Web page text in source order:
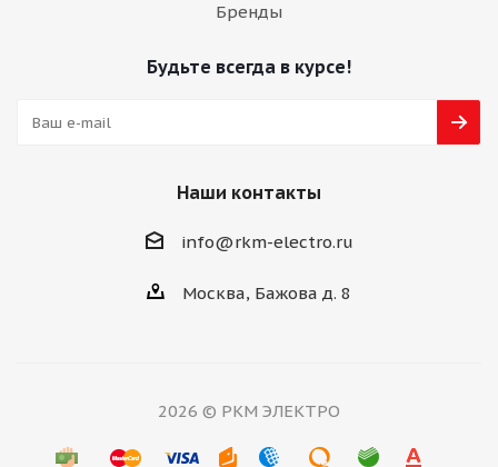
Бренды
Будьте всегда в курсе!
Наши контакты
info@rkm-electro.ru
Москва, Бажова д. 8
2026 © РКМ ЭЛЕКТРО